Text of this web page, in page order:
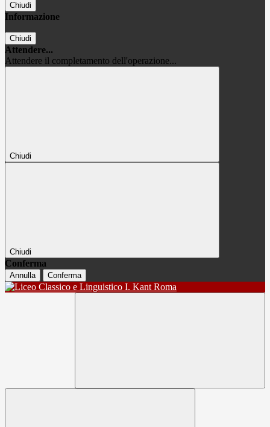
Chiudi
Informazione
Chiudi
Attendere...
Attendere il completamento dell'operazione...
Chiudi
Chiudi
Conferma
Annulla Conferma